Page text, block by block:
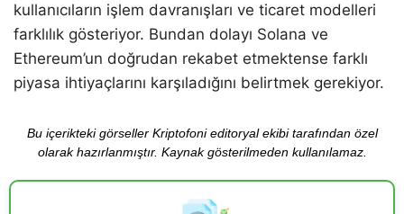
kullanıcıların işlem davranışları ve ticaret modelleri
farklılık gösteriyor. Bundan dolayı Solana ve
Ethereum’un doğrudan rekabet etmektense farklı
piyasa ihtiyaçlarını karşıladığını belirtmek gerekiyor.
Bu içerikteki görseller Kriptofoni editoryal ekibi tarafından özel
olarak hazırlanmıştır. Kaynak gösterilmeden kullanılamaz.